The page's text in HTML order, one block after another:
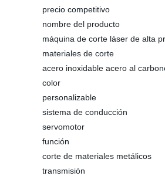
precio competitivo
nombre del producto
máquina de corte láser de alta
materiales de corte
acero inoxidable acero al
color
personalizable
sistema de conducción
servomotor
función
corte de materiales metálicos
transmisión